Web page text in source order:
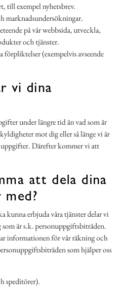
till exempel nyhetsbrev.
marknadsundersökningar.
på vår webbsida, utveckla,
och tjänster.
(exempelvis avseende
vi dina
under längre tid än vad som är
mot dig eller så länge vi är
Därefter kommer vi att
att dela dina
kunna erbjuda våra tjänster delar vi
är s.k. personuppgiftsbiträden.
informationen för vår räkning och
som hjälper oss
speditörer).